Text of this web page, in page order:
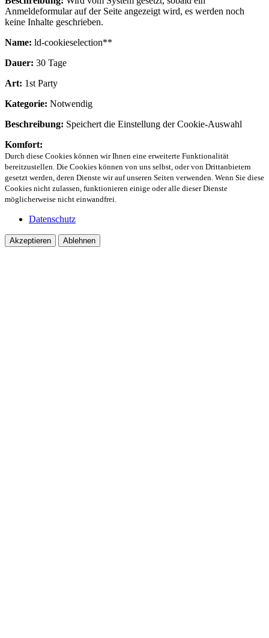
Anmeldeformular auf der Seite angezeigt wird, es werden noch
keine Inhalte geschrieben.
Name: ld-cookieselection**
Dauer: 30 Tage
Art: 1st Party
Kategorie: Notwendig
Beschreibung: Speichert die Einstellung der Cookie-Auswahl
Komfort:
Durch diese Cookies können wir Ihnen eine erweiterte Funktionalität
bereitzustellen. Die Cookies können von uns selbst, oder von Drittanbietern
gesetzt werden, deren Dienste wir auf unseren Seiten verwenden. Wenn Sie diese
Cookies nicht zulassen, funktionieren einige oder alle dieser Dienste
möglicherweise nicht einwandfrei.
Datenschutz
Akzeptieren Ablehnen